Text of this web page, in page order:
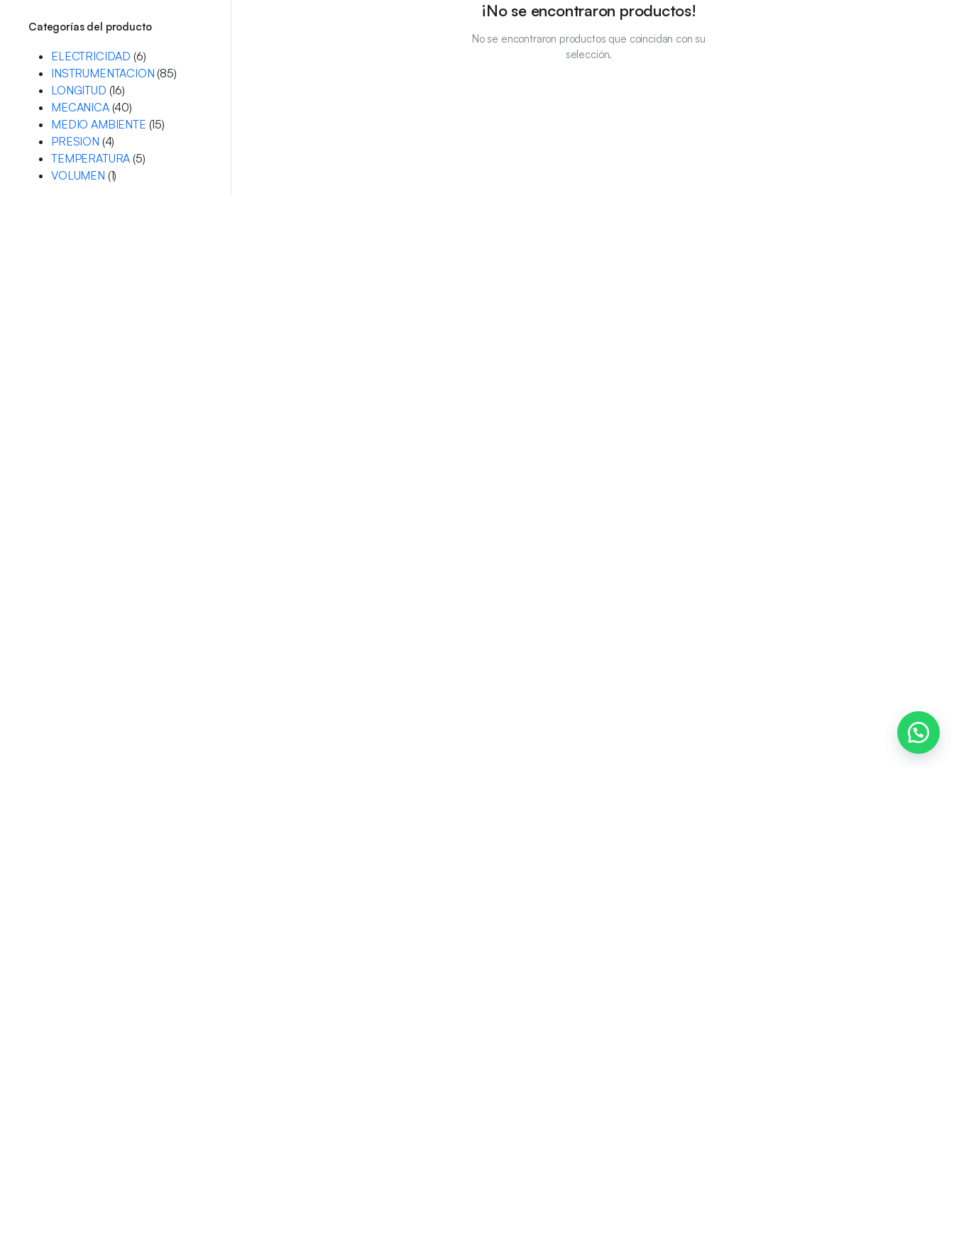
¡No se encontraron productos!
No se encontraron productos que coincidan con su
selección.
Categorías del producto
ELECTRICIDAD (6)
INSTRUMENTACION (85)
LONGITUD (16)
MECANICA (40)
MEDIO AMBIENTE (15)
PRESION (4)
TEMPERATURA (5)
VOLUMEN (1)